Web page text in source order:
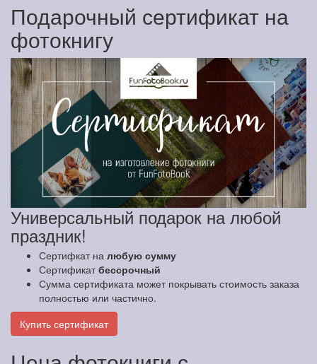
Подарочный сертификат на
фотокнигу
Универсальный подарок на любой
праздник!
Сертифкат на любую сумму
Сертификатбессрочный
Сумма сертификата может покрывать стоимость заказа
полностью или частично.
Купить сертификат